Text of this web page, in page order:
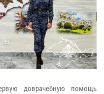
доврачебную помощь